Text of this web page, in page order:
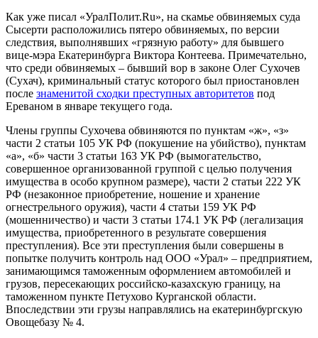
Как уже писал «УралПолит.Ru», на скамье обвиняемых суда
Сысерти расположились пятеро обвиняемых, по версии
следствия, выполнявших «грязную работу» для бывшего
вице-мэра Екатеринбурга Виктора Контеева. Примечательно,
что среди обвиняемых – бывший вор в законе Олег Сухочев
(Сухач), криминальный статус которого был приостановлен
после знаменитой сходки преступных авторитетов под
Ереваном в январе текущего года.
Члены группы Сухочева обвиняются по пунктам «ж», «з»
части 2 статьи 105 УК РФ (покушение на убийство), пунктам
«а», «б» части 3 статьи 163 УК РФ (вымогательство,
совершенное организованной группой с целью получения
имущества в особо крупном размере), части 2 статьи 222 УК
РФ (незаконное приобретение, ношение и хранение
огнестрельного оружия), части 4 статьи 159 УК РФ
(мошенничество) и части 3 статьи 174.1 УК РФ (легализация
имущества, приобретенного в результате совершения
преступления). Все эти преступления были совершены в
попытке получить контроль над ООО «Урал» – предприятием,
занимающимся таможенным оформлением автомобилей и
грузов, пересекающих российско-казахскую границу, на
таможенном пункте Петухово Курганской области.
Впоследствии эти грузы направлялись на екатеринбургскую
Овощебазу № 4.